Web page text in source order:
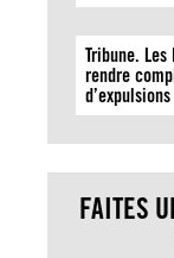
Tribune.
rendre
FAITES